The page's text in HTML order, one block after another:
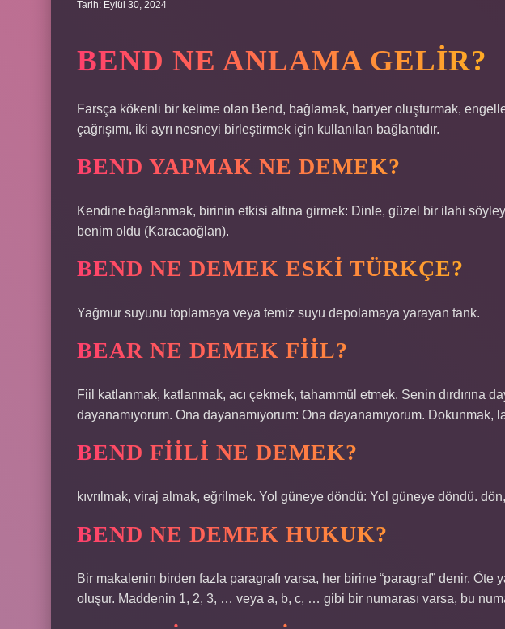
Tarih: Eylül 30, 2024
BEND NE ANLAMA GELIR?
Farsça kökenli bir kelime olan Bend, bağlamak, bariyer oluşturmak,
çağrışımı, iki ayrı nesneyi birleştirmek için kullanılan bağlantıdır.
BEND YAPMAK NE DEMEK?
Kendine bağlanmak, birinin etkisi altına girmek: Dinle, güzel bir ilahi
benim oldu (Karacaoğlan).
BEND NE DEMEK ESKI TÜRKÇE?
Yağmur suyunu toplamaya veya temiz suyu depolamaya yarayan tank.
BEAR NE DEMEK FIIL?
Fiil katlanmak, katlanmak, acı çekmek, tahammül etmek. Senin dırdırına
dayanamıyorum. Ona dayanamıyorum: Ona dayanamıyorum. Dokunmak,
BEND FIILI NE DEMEK?
kıvrılmak, viraj almak, eğrilmek. Yol güneye döndü: Yol güneye döndü.
BEND NE DEMEK HUKUK?
Bir makalenin birden fazla paragrafı varsa, her birine “paragraf” denir. Öte
oluşur. Maddenin 1, 2, 3, … veya a, b, c, … gibi bir numarası varsa, bu